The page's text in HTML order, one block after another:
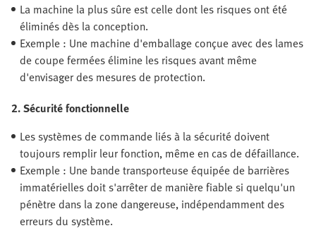
La machine la plus sûre est celle dont les risques ont été
éliminés dès la conception.
Exemple : Une machine d'emballage conçue avec des lames
de coupe fermées élimine les risques avant même
d'envisager des mesures de protection.
2. Sécurité fonctionnelle
Les systèmes de commande liés à la sécurité doivent
toujours remplir leur fonction, même en cas de défaillance.
Exemple : Une bande transporteuse équipée de barrières
immatérielles doit s'arrêter de manière fiable si quelqu'un
pénètre dans la zone dangereuse, indépendamment des
erreurs du système.